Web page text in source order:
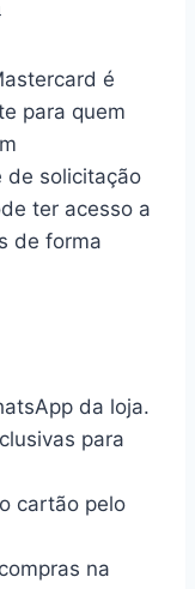
é
para quem
de solicitação
ter acesso a
de forma
da loja.
para
cartão pelo
na